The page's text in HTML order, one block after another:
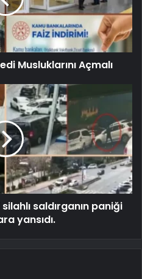
Musluklarını Açmalı
saldırganın paniği
yansıdı.